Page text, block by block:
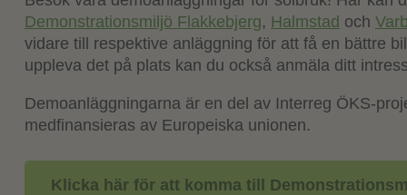
Demonstrationsmiljö Flakkebjerg, Halmstad och
vidare till respektive anläggning för att få en bättre
uppleva det på plats kan du också anmäla ditt
Demoanläggningarna är en del av Interreg ÖKS-
medfinansieras av Europeiska unionen.
Klicka här för att komma till